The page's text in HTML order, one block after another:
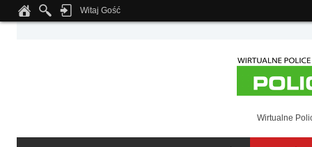
Notice: Undefined index: tapatalk_body_hook in
Witaj Gość
Wirtualne